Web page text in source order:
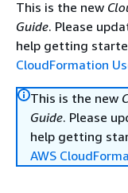
This is the new
Guide. Please
help getting
CloudFormation
This is the new
Guide. Please
help getting
AWS